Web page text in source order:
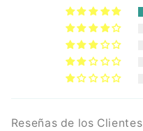
Reseñas de los Clientes